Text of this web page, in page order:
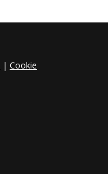
| Cookie